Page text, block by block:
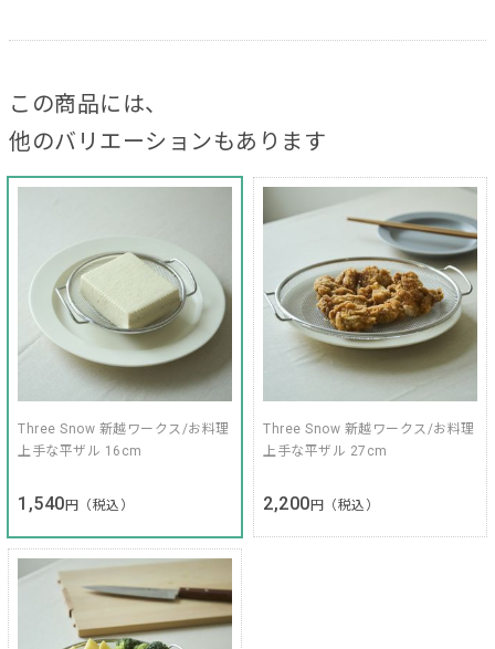
この商品には、
他のバリエーションもあります
Three Snow 新越ワークス/お料理
上手な平ザル 16cm
1,540 円（税込）
Three Snow 新越ワークス/お料理
上手な平ザル 27cm
2,200 円（税込）